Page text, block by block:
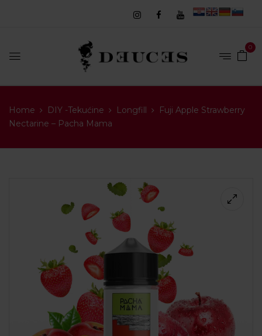
0
Home DIY -Tekućine Longfill
Fuji Apple Strawberry
Nectarine – Pacha Mama